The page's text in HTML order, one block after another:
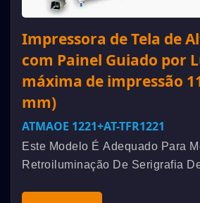
Impressora de Tela de
com Painel Guiado por
máxima de impressão
mm)
ATMAOE 1221+AT-TFR1221
Este Modelo É Adequado Para
Retroiluminação De Serigrafia